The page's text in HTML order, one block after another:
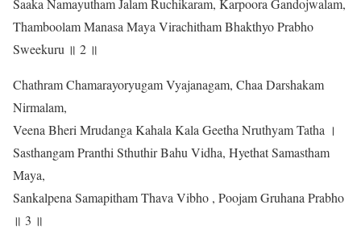
Saaka Namayutham Jalam Ruchikaram, Karpoora Gandojwalam,
Thamboolam Manasa Maya Virachitham Bhakthyo Prabho
Sweekuru ॥ 2 ॥
Chathram Chamarayoryugam Vyajanagam, Chaa Darshakam
Nirmalam,
Veena Bheri Mrudanga Kahala Kala Geetha Nruthyam Tatha ।
Sasthangam Pranthi Sthuthir Bahu Vidha, Hyethat Samastham
Maya,
Sankalpena Samapitham Thava Vibho , Poojam Gruhana Prabho
॥ 3 ॥